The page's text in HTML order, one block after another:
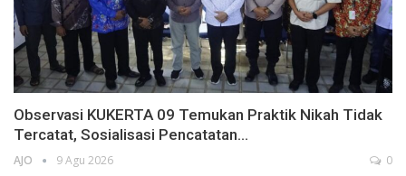
Observasi KUKERTA 09 Temukan Praktik Nikah Tidak
Tercatat, Sosialisasi Pencatatan…
AJO 9 Agu 2026 0